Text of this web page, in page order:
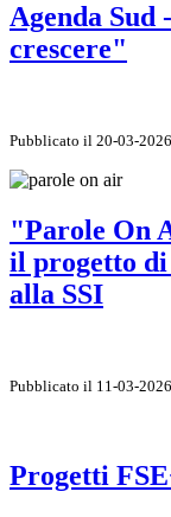
Agenda Sud
crescere"
Pubblicato il 20-03-2026
"Parole On
il progetto di
alla SSI
Pubblicato il 11-03-2026
Progetti